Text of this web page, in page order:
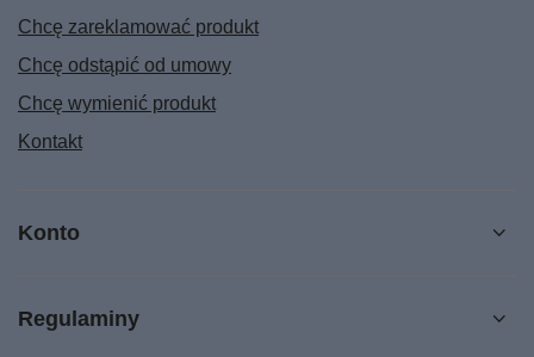
Chcę zareklamować produkt
Chcę odstąpić od umowy
Chcę wymienić produkt
Kontakt
Konto
Regulaminy